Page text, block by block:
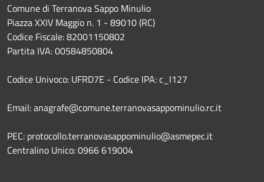
Comune di Terranova Sappo Minulio
Piazza XXIV Maggio n. 1 - 89010 (RC)
Codice Fiscale: 82001150802
Partita IVA: 00584850804
Codice Univoco: UFRD7E - Codice IPA: c_l127
Email: anagrafe@comune.terranovasappominulio.rc.it
PEC: protocollo.terranovasappominulio@asmepec.it
Centralino Unico: 0966 619004